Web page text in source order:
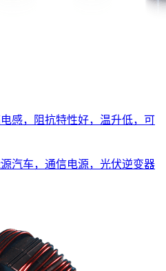
感，阻抗特性好，温升低，可
汽车，通信电源，光伏逆变器